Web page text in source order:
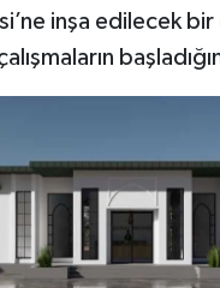
inşa edilecek